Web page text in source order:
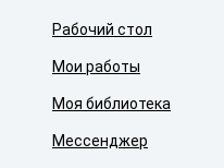
Рабочий стол
Мои работы
Моя библиотека
Мессенджер